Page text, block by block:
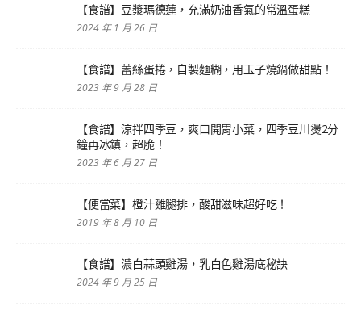
【食譜】豆漿瑪德蓮，充滿奶油香氣的常溫蛋糕
2024 年 1 月 26 日
【食譜】蕾絲蛋捲，自製麵糊，用玉子燒鍋做甜點！
2023 年 9 月 28 日
【食譜】涼拌四季豆，爽口開胃小菜，四季豆川燙2分
鐘再冰鎮，超脆！
2023 年 6 月 27 日
【便當菜】橙汁雞腿排，酸甜滋味超好吃！
2019 年 8 月 10 日
【食譜】濃白蒜頭雞湯，乳白色雞湯底秘訣
2024 年 9 月 25 日